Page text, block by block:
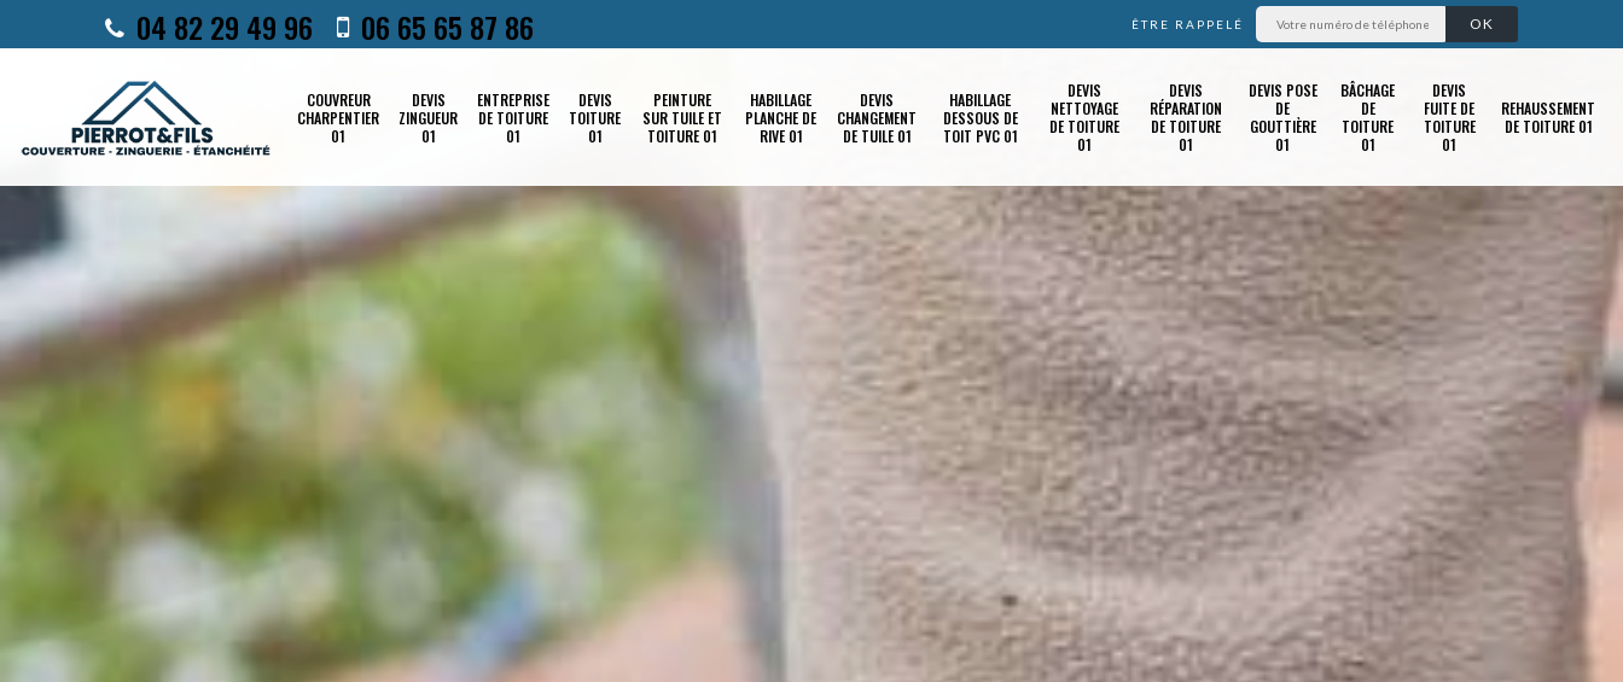
04 82 29 49 96 06 65 65 87 86 ÊTRE RAPPELÉ
COUVREUR
CHARPENTIER
01
DEVIS
ZINGUEUR
01
ENTREPRISE
DE TOITURE
01
DEVIS
TOITURE
01
PEINTURE
SUR TUILE ET
TOITURE 01
HABILLAGE
PLANCHE DE
RIVE 01
DEVIS
CHANGEMENT
DE TUILE 01
HABILLAGE
DESSOUS DE
TOIT PVC 01
DEVIS
NETTOYAGE
DE TOITURE
01
DEVIS
RÉPARATION
DE TOITURE
01
DEVIS POSE
DE
GOUTTIÈRE
01
BÂCHAGE
DE
TOITURE
01
DEVIS
FUITE DE
TOITURE
01
REHAUSSEMENT
DE TOITURE 01